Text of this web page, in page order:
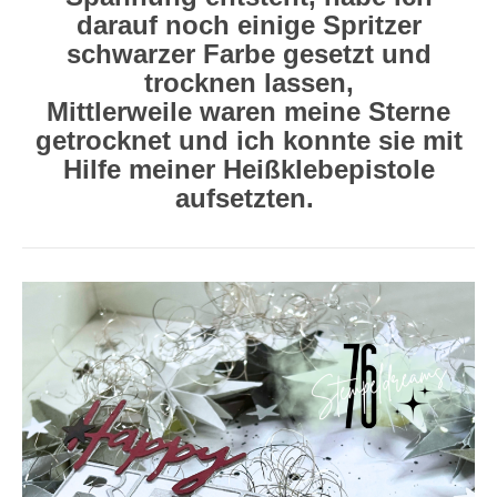
darauf noch einige Spritzer
schwarzer Farbe gesetzt und
trocknen lassen,
Mittlerweile waren meine Sterne
getrocknet und ich konnte sie mit
Hilfe meiner Heißklebepistole
aufsetzten.